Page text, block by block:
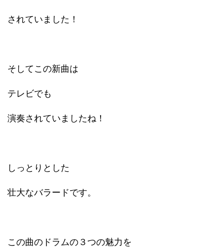
されていました！
そしてこの新曲は
テレビでも
演奏されていましたね！
しっとりとした
壮大なバラードです。
この曲のドラムの３つの魅力を